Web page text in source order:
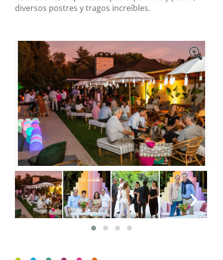
diversos postres y tragos increíbles.
‹ ›
‹ ›